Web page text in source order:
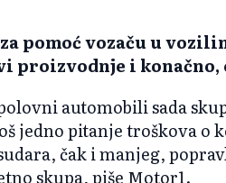
pomoć vozaču u
proizvodnje i
automobili sada
jedno pitanje troškova o
čak i manjeg,
skupa, piše Motor1.